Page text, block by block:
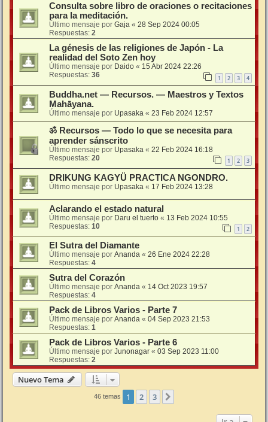
Consulta sobre libro de oraciones o recitaciones
para la meditación.
Último mensaje por Gaja « 28 Sep 2024 00:05
Respuestas: 2
La génesis de las religiones de Japón - La
realidad del Soto Zen hoy
Último mensaje por Daido « 15 Abr 2024 22:26
Respuestas: 36 1 2 3 4
Buddha.net — Recursos. — Maestros y Textos
Mahāyana.
Último mensaje por Upasaka « 23 Feb 2024 12:57
ॐ Recursos — Todo lo que se necesita para
aprender sánscrito
Último mensaje por Upasaka « 22 Feb 2024 16:18
Respuestas: 20 1 2 3
DRIKUNG KAGYÜ PRACTICA NGONDRO.
Último mensaje por Upasaka « 17 Feb 2024 13:28
Aclarando el estado natural
Último mensaje por Daru el tuerto « 13 Feb 2024 10:55
Respuestas: 10 1 2
El Sutra del Diamante
Último mensaje por Ananda « 26 Ene 2024 22:28
Respuestas: 4
Sutra del Corazón
Último mensaje por Ananda « 14 Oct 2023 19:57
Respuestas: 4
Pack de Libros Varios - Parte 7
Último mensaje por Ananda « 04 Sep 2023 21:53
Respuestas: 1
Pack de Libros Varios - Parte 6
Último mensaje por Junonagar « 03 Sep 2023 11:00
Respuestas: 2
Nuevo Tema
46 temas 1 2 3